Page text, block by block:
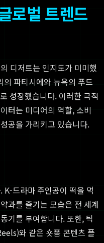
로벌 트렌드
디저트는 인지도가 미미했
의 파티시에와 뉴욕의 푸드
성장했습니다. 이러한 극적
터는 미디어의 역할, 소비
공을 가리키고 있습니다.
K-드라마 주인공이 떡을 먹
과를 즐기는 모습은 전 세계
기를 부여합니다. 또한, 틱
와 같은 숏폼 콘텐츠 플